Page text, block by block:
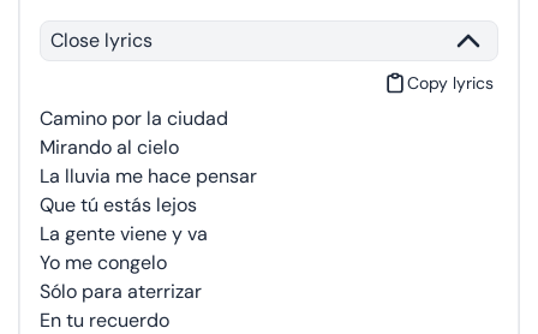
Close lyrics
Copy lyrics
Camino por la ciudad
Mirando al cielo
La lluvia me hace pensar
Que tú estás lejos
La gente viene y va
Yo me congelo
Sólo para aterrizar
En tu recuerdo